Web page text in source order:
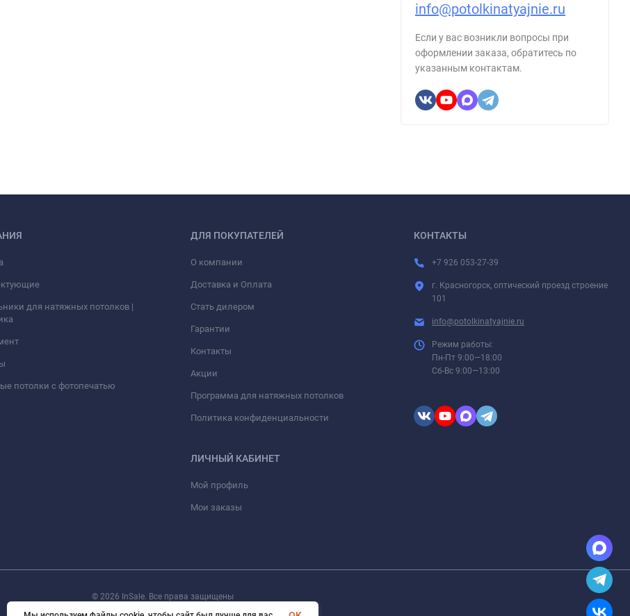
info@potolkinatyajnie.ru
Если у вас возникли вопросы при
оформлении заказа, обратитесь по
указанным контактам.
для натяжных потолков |
потолки с фотопечатью
ДЛЯ ПОКУПАТЕЛЕЙ
О компании
Доставка и Оплата
Стать дилером
Гарантии
Контакты
Акции
Программа для натяжных потолков
Политика конфиденциальности
ЛИЧНЫЙ КАБИНЕТ
Мой профиль
Мои заказы
КОНТАКТЫ
+7 926 053-27-39
г. Красногорск, оптический проезд строение
101
info@potolkinatyajnie.ru
Режим работы:
Пн-Пт 9:00—18:00
Сб-Вс 9:00—13:00
© 2026 InSale. Все права защищены